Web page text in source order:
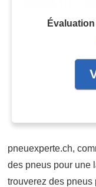
pneuexperte.ch,
des pneus pour une
trouverez des pneus